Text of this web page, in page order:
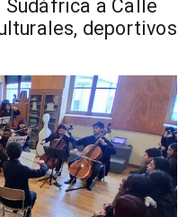
a Calle
deportivos